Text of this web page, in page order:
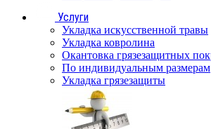
Услуги
Укладка искусственной травы
Укладка ковролина
Окантовка грязезащитных
По индивидуальным размерам
Укладка грязезащиты